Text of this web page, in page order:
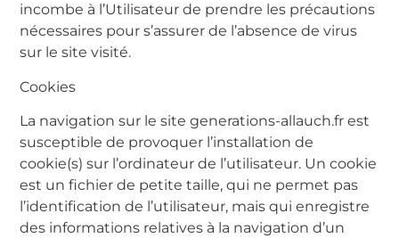
incombe à l’Utilisateur de prendre les précautions
nécessaires pour s’assurer de l’absence de virus
sur le site visité.
Cookies
La navigation sur le site generations-allauch.fr est
susceptible de provoquer l’installation de
cookie(s) sur l’ordinateur de l’utilisateur. Un cookie
est un fichier de petite taille, qui ne permet pas
l’identification de l’utilisateur, mais qui enregistre
des informations relatives à la navigation d’un